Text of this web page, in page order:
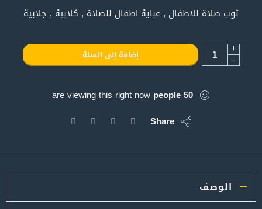
ثوب صلاة للاطفال , عباية اطفال للصلاة , كلابية , جلابية
+
- إضافة إلى السلة
50
people
are viewing this right now
Share
الوصف